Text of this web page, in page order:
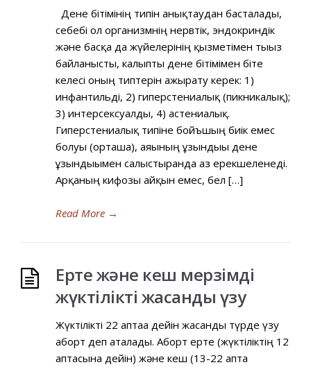
Дене бітімінің типін анықтаудан басталады,
себебі ол организмнің нервтік, эндокриндік
және басқа да жүйелерінің қызметімен тығыз
байланысты, калыпты дене бітімімен біте
келесі оның типтерін ажырату керек: 1)
инфантильді, 2) гиперстениалық (пикникалық);
3) интерсексуалды, 4) астениалық.
Гиперстениалық типіне бойъшың биік емес
болуы (орташа), аяғының ұзындығы дене
ұзындығымен салыстырғанда аз ерекшеленеді.
Арқаның кифозы айқын емес, бел […]
Read More →
Ерте және кеш мерзімді
жүктілікті жасанды үзу
Жүктілікті 22 аптаға дейін жасанды түрде үзу
аборт деп аталады. Аборт ерте (жүктіліктің 12
аптасына дейін) және кеш (13-22 апта